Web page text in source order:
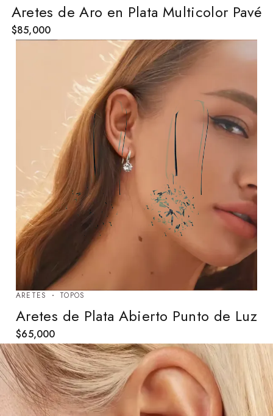
Aretes de Aro en Plata Multicolor Pavé
$85,000
ARETES TOPOS
Aretes de Plata Abierto Punto de Luz
$65,000